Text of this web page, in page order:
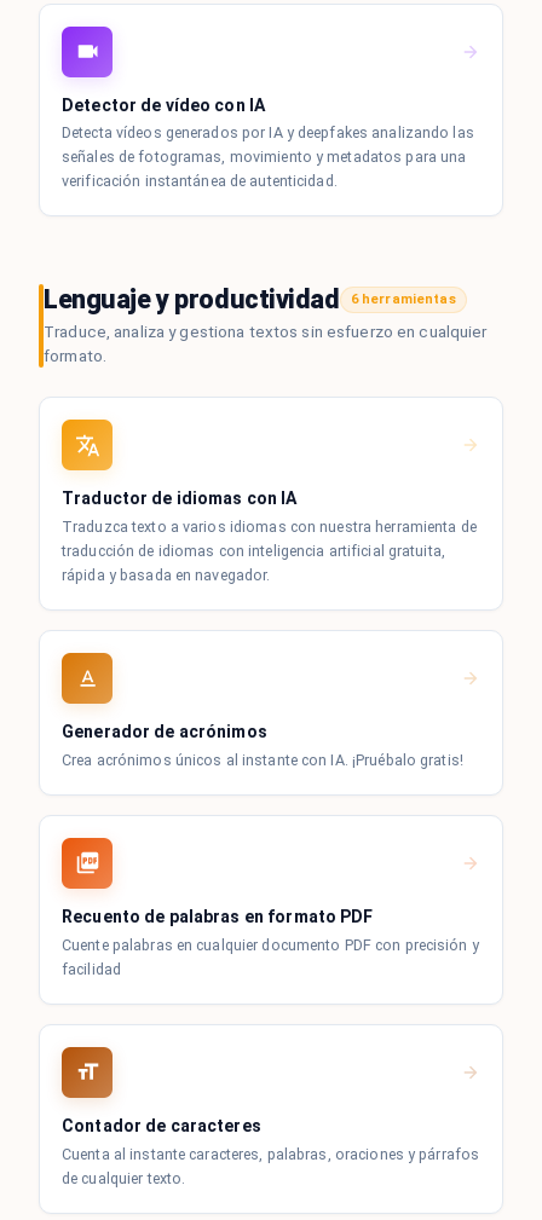
Detector de vídeo con IA
Detecta vídeos generados por IA y deepfakes analizando las
señales de fotogramas, movimiento y metadatos para una
verificación instantánea de autenticidad.
Lenguaje y productividad 6 herramientas
Traduce, analiza y gestiona textos sin esfuerzo en cualquier
formato.
Traductor de idiomas con IA
Traduzca texto a varios idiomas con nuestra herramienta de
traducción de idiomas con inteligencia artificial gratuita,
rápida y basada en navegador.
Generador de acrónimos
Crea acrónimos únicos al instante con IA. ¡Pruébalo gratis!
Recuento de palabras en formato PDF
Cuente palabras en cualquier documento PDF con precisión y
facilidad
Contador de caracteres
Cuenta al instante caracteres, palabras, oraciones y párrafos
de cualquier texto.